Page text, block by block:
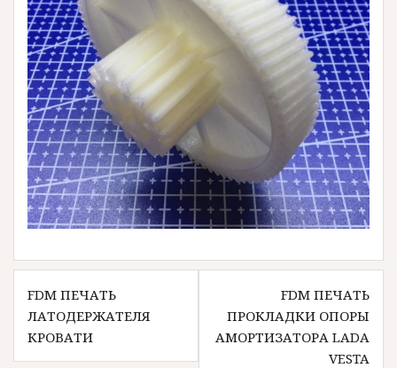
Навигация
по
записям
FDM ПЕЧАТЬ
ЛАТОДЕРЖАТЕЛЯ
КРОВАТИ
FDM ПЕЧАТЬ
ПРОКЛАДКИ ОПОРЫ
АМОРТИЗАТОРА LADA
VESTA